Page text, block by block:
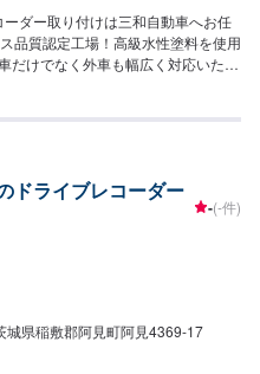
ダー取り付けは三和自動車へお任
品質認定工場！高級水性塗料を使用
だけでなく外車も幅広く対応いたし
どのご相談もお気軽にどうぞ！
前後する場合がございます。予めご
の代車をご用意しています。お車の
料代はお客様にご負担いただいて
ているスペースに駐車してくださ
ました」とお伝えください。ご案
日：日曜日、第2土曜日、祝日営業
ドライブレコーダー
-(-件)
城県稲敷郡阿見町阿見4369-17